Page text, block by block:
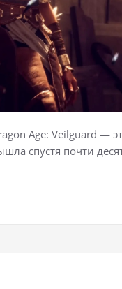
Age: Veilguard —
спустя почти